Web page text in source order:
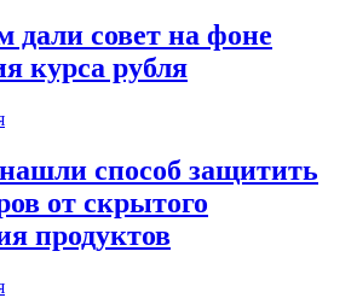
дали совет на фоне
курса рубля
способ защитить
от скрытого
продуктов